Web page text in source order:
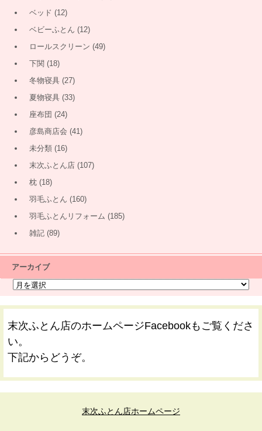
ベッド (12)
ベビーふとん (12)
ロールスクリーン (49)
下関 (18)
冬物寝具 (27)
夏物寝具 (33)
座布団 (24)
彦島商店会 (41)
未分類 (16)
末次ふとん店 (107)
枕 (18)
羽毛ふとん (160)
羽毛ふとんリフォーム (185)
雑記 (89)
アーカイブ
末次ふとん店のホームページFacebookもご覧くださ
い。
下記からどうぞ。
末次ふとん店ホームページ